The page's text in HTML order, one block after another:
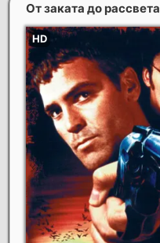
От заката до рассвета